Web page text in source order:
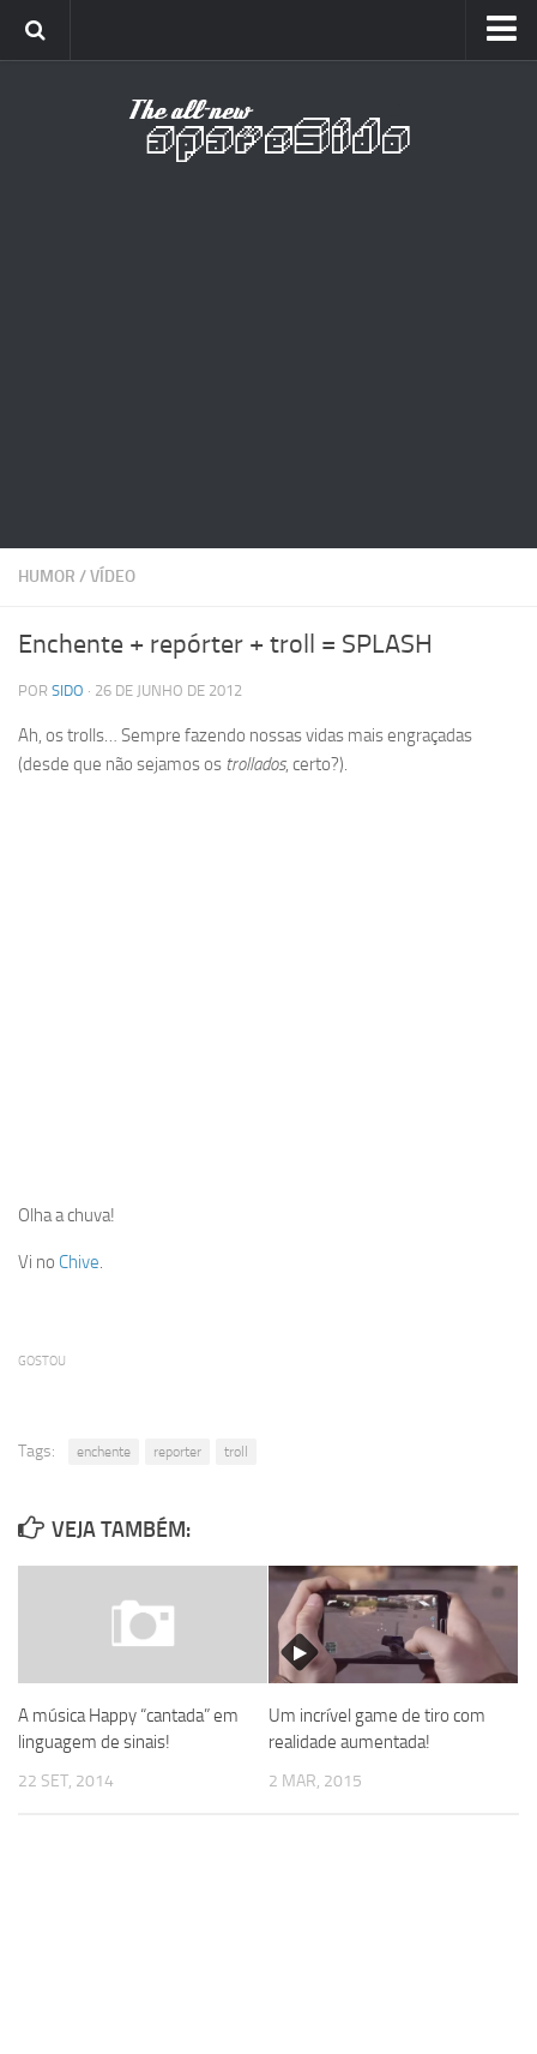
HUMOR /VÍDEO
Enchente + repórter + troll = SPLASH
POR SIDO · 26 DE JUNHO DE 2012
Ah, os trolls… Sempre fazendo nossas vidas mais engraçadas
(desde que não sejamos os trollados, certo?).
Olha a chuva!
Vi no Chive.
GOSTOU
Tags: enchente reporter troll
VEJA TAMBÉM:
A música Happy “cantada” em
linguagem de sinais!
22 SET, 2014
Um incrível game de tiro com
realidade aumentada!
2 MAR, 2015